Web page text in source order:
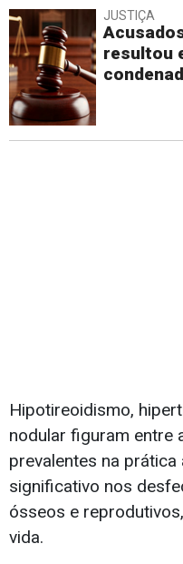
JUSTIÇA
resultou
Hipotireoidismo,
nodular figuram entre
prevalentes na
significativo nos
ósseos e
vida.